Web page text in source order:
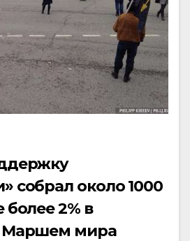
собрал около 1000
2% в
Маршем мира